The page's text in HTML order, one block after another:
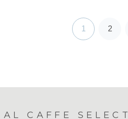
1 2
AL CAFFE SELECT